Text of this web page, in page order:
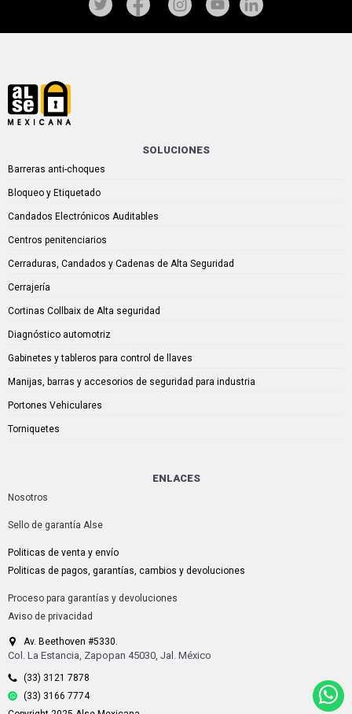
SOLUCIONES
Barreras anti-choques
Bloqueo y Etiquetado
Candados Electrónicos Auditables
Centros penitenciarios
Cerraduras, Candados y Cadenas de Alta Seguridad
Cerrajería
Cortinas Collbaix de Alta seguridad
Diagnóstico automotriz
Gabinetes y tableros para control de llaves
Manijas, barras y accesorios de seguridad para industria
Portones Vehiculares
Torniquetes
ENLACES
Nosotros
Sello de garantía Alse
Politicas de venta y envío
Politicas de pagos, garantías, cambios y devoluciones
Proceso para garantías y devoluciones
Aviso de privacidad
Av. Beethoven #5330.
Col. La Estancia, Zapopan 45030, Jal. México
(33) 3121 7878
(33) 3166 7774